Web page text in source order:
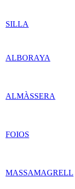
SILLA
ALBORAYA
ALMÀSSERA
FOIOS
MASSAMAGRELL